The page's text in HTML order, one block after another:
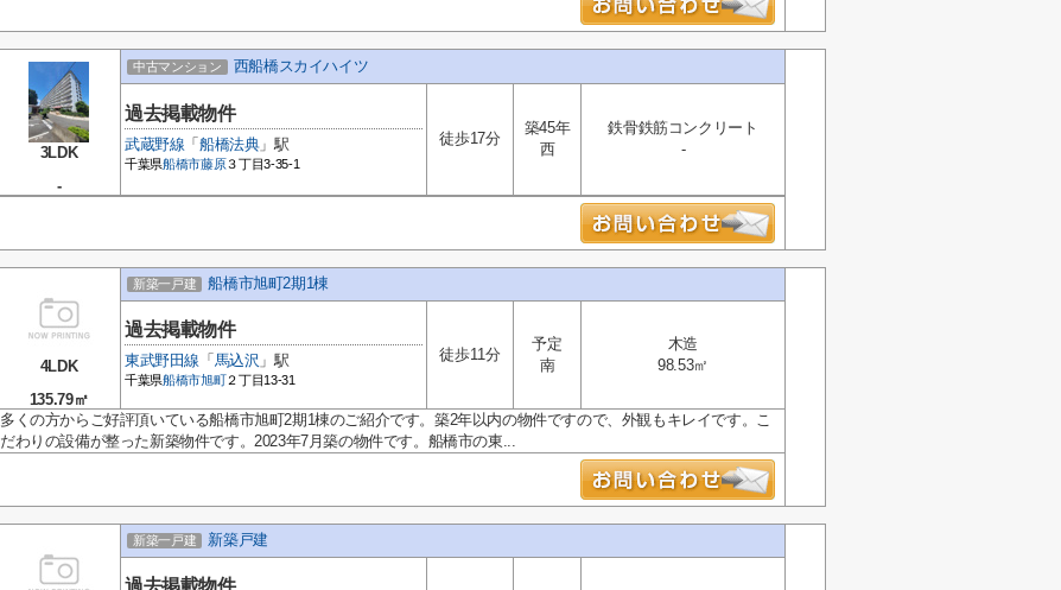
3LDK
-
中古マンション 西船橋スカイハイツ
過去掲載物件
武蔵野線 「船橋法典」駅
千葉県船橋市藤原３丁目3-35-1
徒歩17分
築45年
西
鉄骨鉄筋コンクリート
-
4LDK
135.79㎡
新築一戸建 船橋市旭町2期1棟
過去掲載物件
東武野田線 「 馬込沢 」駅
千葉県船橋市旭町 ２丁目13-31
徒歩11分
予定
南
木造
98.53㎡
多くの方からご好評頂いている船橋市旭町2期1棟のご紹介です。築2年以内の物件ですので、外観もキレイです。こ
だわりの設備が整った新築物件です。2023年7月築の物件です。船橋市の東...
新築一戸建 新築戸建